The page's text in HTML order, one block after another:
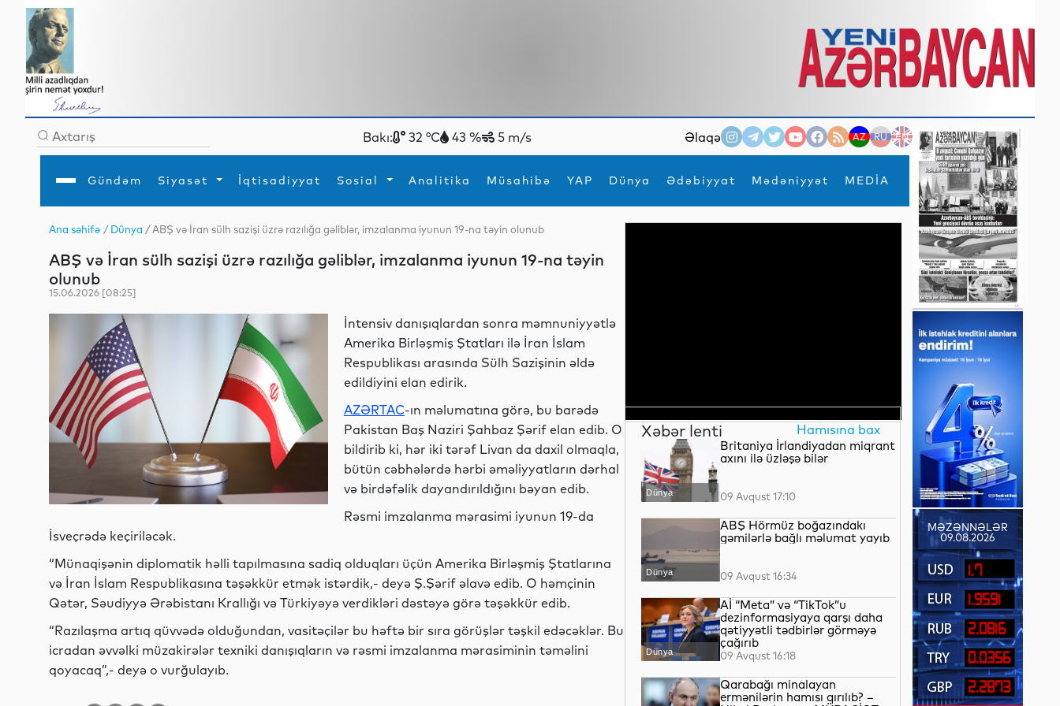
Bakı: 32 °C 43 % 5 m/s Əlaqə AZ RU EN
Gündəm Siyasət İqtisadiyyat Sosial Analitika Müsahibə YAP Dünya Ədəbiyyat Mədəniyyət MEDİA
×
Ana səhifə
Gündəm
İqtisadiyyat
YAP
Analitika
Mədəniyyət
Müsahibə
MEDİA
Xarici siyasətTurizm
Diaspor
İdmanYeni texnologiyalar
Ana səhifə /Dünya / ABŞ və İran sülh sazişi üzrə razılığa gəliblər, imzalanma iyunun 19-na təyin olunub
ABŞ və İran sülh sazişi üzrə razılığa gəliblər, imzalanma iyunun 19-na təyin
olunub
15.06.2026 [08:25]
İntensiv danışıqlardan sonra məmnuniyyətlə
Amerika Birləşmiş Ştatları ilə İran İslam
Respublikası arasında Sülh Sazişinin əldə
edildiyini elan edirik.
AZƏRTAC-ın məlumatına görə, bu barədə
Pakistan Baş Naziri Şahbaz Şərif elan edib. O
bildirib ki, hər iki tərəf Livan da daxil olmaqla,
bütün cəbhələrdə hərbi əməliyyatların dərhal
və birdəfəlik dayandırıldığını bəyan edib.
Rəsmi imzalanma mərasimi iyunun 19-da
İsveçrədə keçiriləcək.
“Münaqişənin diplomatik həlli tapılmasına sadiq olduqları üçün Amerika Birləşmiş Ştatlarına
və İran İslam Respublikasına təşəkkür etmək istərdik,- deyə Ş.Şərif əlavə edib. O həmçinin
Qətər, Səudiyyə Ərəbistanı Krallığı və Türkiyəyə verdikləri dəstəyə görə təşəkkür edib.
“Razılaşma artıq qüvvədə olduğundan, vasitəçilər bu həftə bir sıra görüşlər təşkil edəcəklər. Bu
icradan əvvəlki müzakirələr texniki danışıqların və rəsmi imzalanma mərasiminin təməlini
qoyacaq”,- deyə o vurğulayıb.
Xəbər lenti Hamısına bax
Dünya
Britaniya İrlandiyadan miqrant
axını ilə üzləşə bilər
09 Avqust 17:10
Dünya
ABŞ Hörmüz boğazındakı
gəmilərlə bağlı məlumat yayıb
09 Avqust 16:34
Dünya
Aİ “Meta” və “TikTok”u
dezinformasiyaya qarşı daha
qətiyyətli tədbirlər görməyə
çağırıb
09 Avqust 16:18
Qarabağı minalayan
ermənilərin hamısı qırılıb? –
MƏZƏNNƏLƏR
09.08.2026
1.7
1.9591
2.0816
0.0356
2.2873